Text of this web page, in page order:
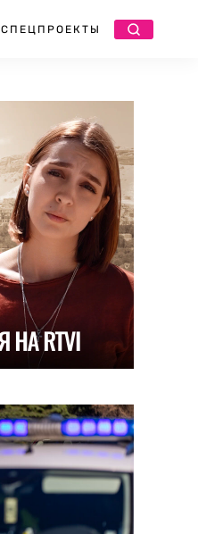
СПЕЦПРОЕКТЫ